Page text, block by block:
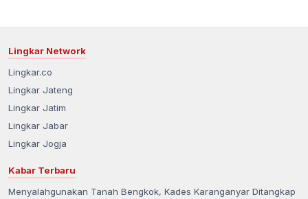
Lingkar Network
Lingkar.co
Lingkar Jateng
Lingkar Jatim
Lingkar Jabar
Lingkar Jogja
Kabar Terbaru
Menyalahgunakan Tanah Bengkok, Kades Karanganyar Ditangkap